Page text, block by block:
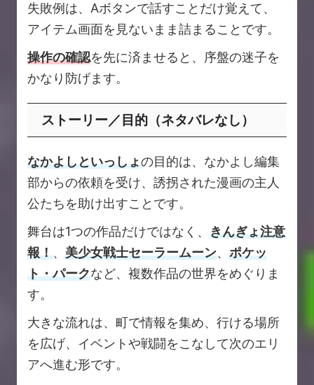
失敗例は、Aボタンで話すことだけ覚えて、
アイテム画面を見ないまま詰まることです。
操作の確認を先に済ませると、序盤の迷子を
かなり防げます。
ストーリー／目的（ネタバレなし）
なかよしといっしょの目的は、なかよし編集
部からの依頼を受け、誘拐された漫画の主人
公たちを助け出すことです。
舞台は1つの作品だけではなく、 きんぎょ注意
報！、 美少女戦士セーラームーン、 ポケッ
ト・パークなど、複数作品の世界をめぐりま
す。
大きな流れは、町で情報を集め、行ける場所
を広げ、イベントや戦闘をこなして次のエリ
アへ進む形です。